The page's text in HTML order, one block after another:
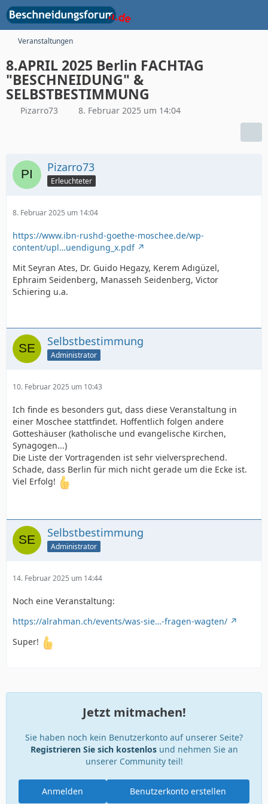
Veranstaltungen
8.APRIL 2025 Berlin FACHTAG
"BESCHNEIDUNG" &
SELBSTBESTIMMUNG
Pizarro73 8. Februar 2025 um 14:04
Pizarro73
Erleuchteter
8. Februar 2025 um 14:04
https://www.ibn-rushd-goethe-moschee.de/wp-
content/upl…uendigung_x.pdf
Mit Seyran Ates, Dr. Guido Hegazy, Kerem Adıgüzel,
Ephraim Seidenberg, Manasseh Seidenberg, Victor
Schiering u.a.
Selbstbestimmung
Administrator
10. Februar 2025 um 10:43
Ich finde es besonders gut, dass diese Veranstaltung in
einer Moschee stattfindet. Hoffentlich folgen andere
Gotteshäuser (katholische und evangelische Kirchen,
Synagogen...)
Die Liste der Vortragenden ist sehr vielversprechend.
Schade, dass Berlin für mich nicht gerade um die Ecke ist.
Viel Erfolg!
Selbstbestimmung
Administrator
14. Februar 2025 um 14:44
Noch eine Veranstaltung:
https://alrahman.ch/events/was-sie…-fragen-wagten/
Super!
Jetzt mitmachen!
Sie haben noch kein Benutzerkonto auf unserer Seite?
Registrieren Sie sich kostenlosund nehmen Sie an
unserer Community teil!
Benutzerkonto erstellen
Anmelden